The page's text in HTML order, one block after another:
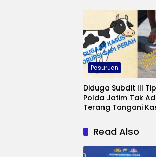
Pasuruan
Diduga Subdit III
Polda Jatim Tak
Terang Tangani
Pemeliharaan Jalan
dan Pembangunan
Wates, Lekok,
Read Also